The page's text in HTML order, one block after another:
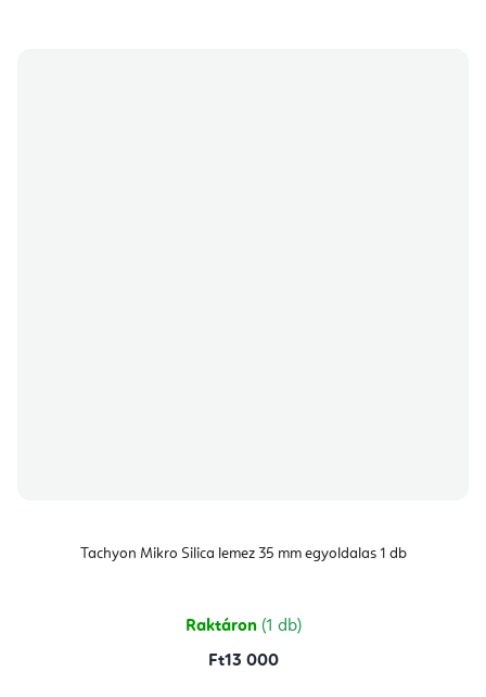
Tachyon Mikro Silica lemez 35 mm egyoldalas 1 db
Raktáron (1 db)
Ft13 000